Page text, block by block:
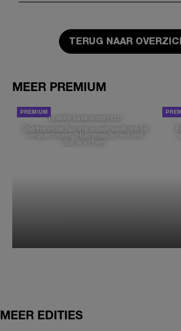
TERUG NAAR
MEER PREMIUM
LEKKER SAMENGESTELD
Stiefmoeder Naomi is niet welkom bij
verjaardagen: 'Hun moeder wil niet
dat ik er ben'
MEER EDITIES